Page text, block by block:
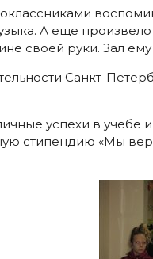
А еще произвело
своей руки. Зал
Санкт-
успехи в учебе
стипендию «Мы